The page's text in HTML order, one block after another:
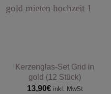
Kerzenglas-Set Grid in
gold (12 Stück)
13,90€ inkl. MwSt